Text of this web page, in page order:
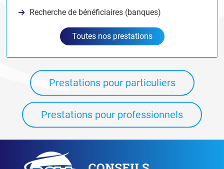
Recherche de bénéficiaires (banques)
Toutes nos prestations
Prestations pour particuliers
Prestations pour professionnels